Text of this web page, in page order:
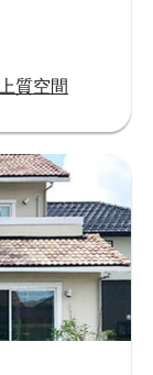
質空間